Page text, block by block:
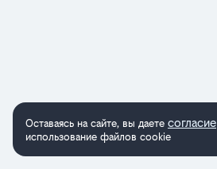
Оставаясь на сайте, вы даете согласие
использование файлов cookie